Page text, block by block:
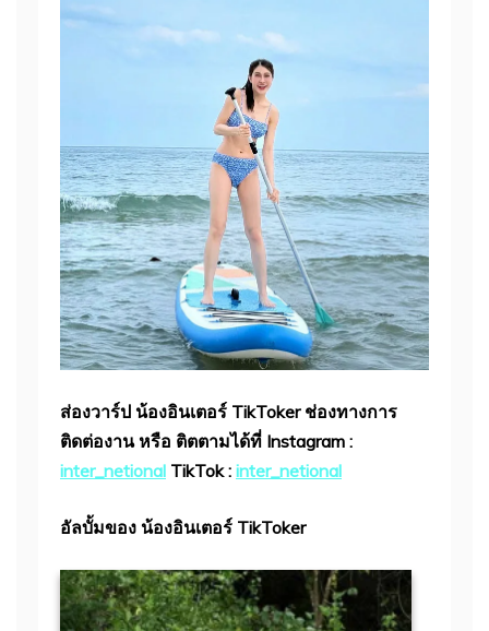
ส่องวาร์ป น้องอินเตอร์ TikToker ช่องทางการ
ติดต่องาน หรือ ติตตามได้ที่ Instagram :
inter_netional TikTok : inter_netional
อัลบั้มของ น้องอินเตอร์ TikToker